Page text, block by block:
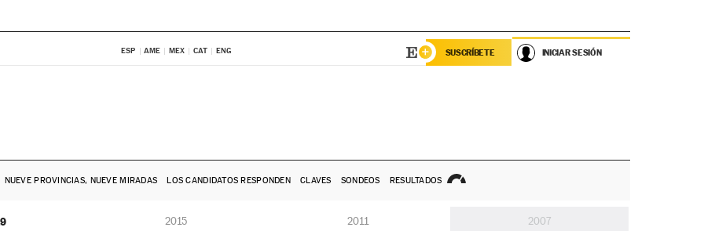
ESP AME MEX CAT ENG SUSCRÍBETE INICIAR SESIÓN
NUEVE PROVINCIAS, NUEVE MIRADAS LOS CANDIDATOS RESPONDEN CLAVES SONDEOS RESULTADOS
2015 2011 2007